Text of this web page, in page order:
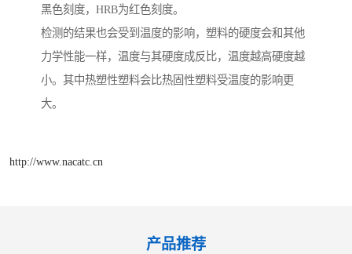
黑色刻度，HRB为红色刻度。
检测的结果也会受到温度的影响，塑料的硬度会和其他
力学性能一样，温度与其硬度成反比，温度越高硬度越
小。其中热塑性塑料会比热固性塑料受温度的影响更
大。
http://www.nacatc.cn
产品推荐